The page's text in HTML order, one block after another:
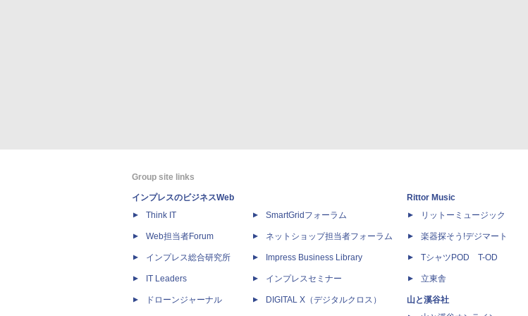
Group site links
インプレスのビジネスWeb
Think IT
Web担当者Forum
インプレス総合研究所
IT Leaders
ドローンジャーナル
SmartGridフォーラム
ネットショップ担当者フォーラム
Impress Business Library
インプレスセミナー
DIGITAL X（デジタルクロス）
Rittor Music
リットーミュージック
楽器探そう!デジマート
TシャツPOD T-OD
立東舎
山と溪谷社